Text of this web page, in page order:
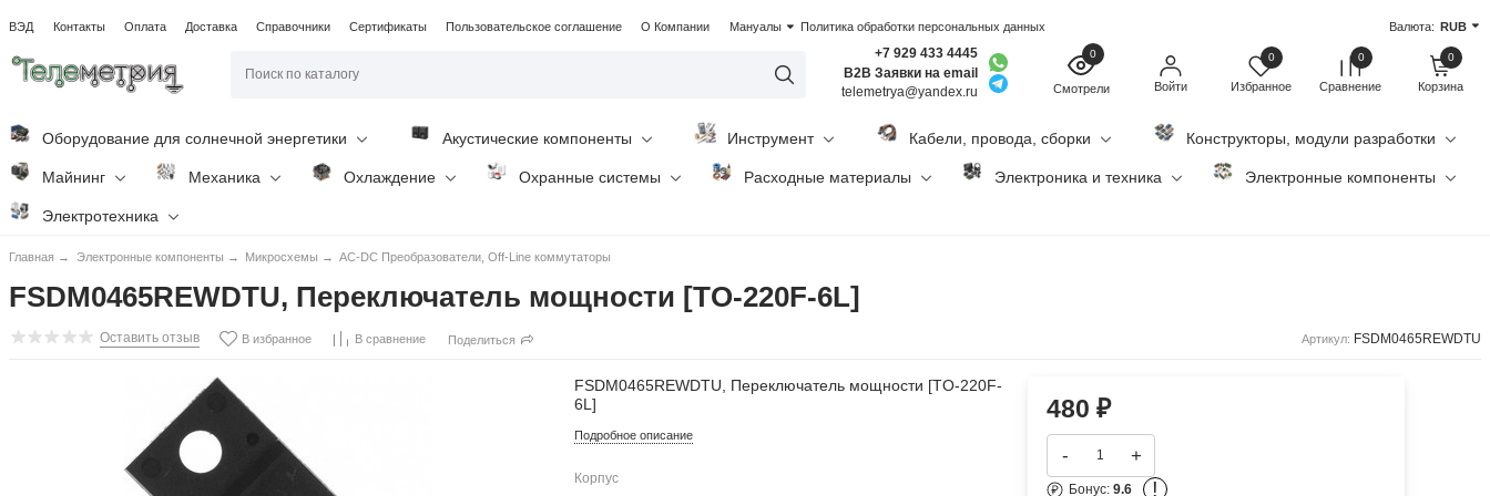
ВЭД Контакты Оплата Доставка Справочники Сертификаты Пользовательское соглашение О Компании Мануалы Политика обработки персональных данных Валюта: RUB
+7 929 433 4445
B2B Заявки на email
telemetrya@yandex.ru
0
Смотрели Войти
0
Избранное
0
Сравнение
0
Корзина
Оборудование для солнечной энергетики Акустические компоненты Инструмент Кабели, провода, сборки Конструкторы, модули разработки
Майнинг Механика Охлаждение Охранные системы Расходные материалы Электроника и техника Электронные компоненты
Электротехника
Главная → Электронные компоненты → Микросхемы → AC-DC Преобразователи, Off-Line коммутаторы
FSDM0465REWDTU, Переключатель мощности [TO-220F-6L]
Оставить отзыв В избранное В сравнение Поделиться Артикул: FSDM0465REWDTU
FSDM0465REWDTU, Переключатель мощности [TO-220F-
6L]
Подробное описание
Корпус
480 ₽
- +
Бонус: 9.6 !